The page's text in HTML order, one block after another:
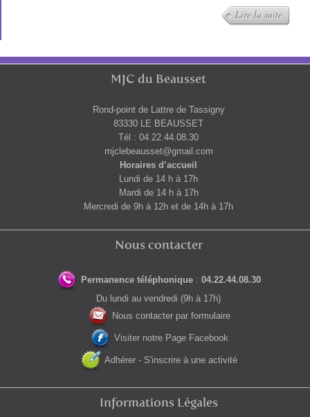
Lire la suite
MJC du Beausset
Rond-point de Lattre de Tassigny
83330 LE BEAUSSET
Tél : 04.22.44.08.30
mjclebeausset@gmail.com
Horaires d’accueil
Lundi de 14 h à 17h
Mardi de 14 h à 17h
Mercredi de 9h à 12h et de 14h à 17h
Nous contacter
Permanence téléphonique : 04.22.44.08.30
Du lundi au vendredi (9h à 17h)
Nous contacter par formulaire
Visiter notre Page Facebook
Adhérer - S'inscrire à une activité
Informations Légales